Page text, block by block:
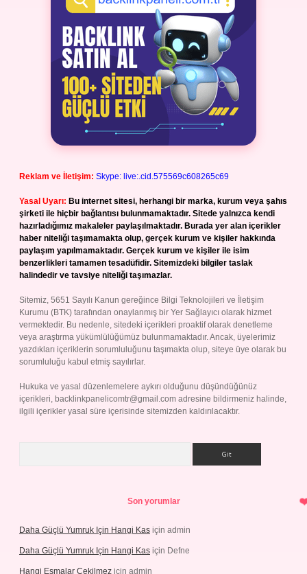
Reklam ve İletişim: Skype: live:.cid.575569c608265c69
Yasal Uyarı: Bu internet sitesi, herhangi bir marka, kurum veya şahıs
şirketi ile hiçbir bağlantısı bulunmamaktadır. Sitede yalnızca kendi
hazırladığımız makaleler paylaşılmaktadır. Burada yer alan içerikler
haber niteliği taşımamakta olup, gerçek kurum ve kişiler hakkında
paylaşım yapılmamaktadır. Gerçek kurum ve kişiler ile isim
benzerlikleri tamamen tesadüfidir. Sitemizdeki bilgiler taslak
halindedir ve tavsiye niteliği taşımazlar.
Sitemiz, 5651 Sayılı Kanun gereğince Bilgi Teknolojileri ve İletişim
Kurumu (BTK) tarafından onaylanmış bir Yer Sağlayıcı olarak hizmet
vermektedir. Bu nedenle, sitedeki içerikleri proaktif olarak denetleme
veya araştırma yükümlülüğümüz bulunmamaktadır. Ancak, üyelerimiz
yazdıkları içeriklerin sorumluluğunu taşımakta olup, siteye üye olarak bu
sorumluluğu kabul etmiş sayılırlar.
Hukuka ve yasal düzenlemelere aykırı olduğunu düşündüğünüz
içerikleri, backlinkpanelicomtr@gmail.com adresine bildirmeniz halinde,
ilgili içerikler yasal süre içerisinde sitemizden kaldırılacaktır.
Son yorumlar
Daha Güçlü Yumruk Için Hangi Kas için admin
Daha Güçlü Yumruk Için Hangi Kas için Defne
Hangi Esmalar Çekilmez için admin